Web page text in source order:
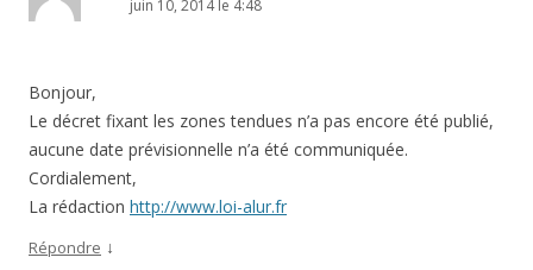
juin 10, 2014 le 4:48
Bonjour,
Le décret fixant les zones tendues n’a pas encore été publié,
aucune date prévisionnelle n’a été communiquée.
Cordialement,
La rédaction http://www.loi-alur.fr
Répondre ↓